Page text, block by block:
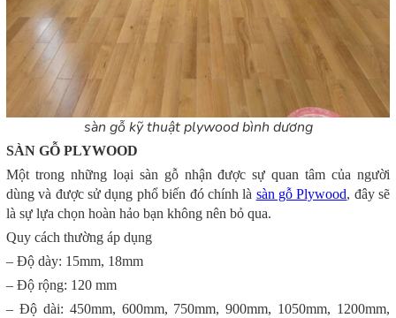
sàn gỗ kỹ thuật plywood bình dương
SÀN GỖ PLYWOOD
Một trong những loại sàn gỗ nhận được sự quan tâm của người
dùng và được sử dụng phổ biến đó chính là sàn gỗ Plywood, đây sẽ
là sự lựa chọn hoàn hảo bạn không nên bỏ qua.
Quy cách thường áp dụng
– Độ dày: 15mm, 18mm
– Độ rộng: 120 mm
– Độ dài: 450mm, 600mm, 750mm, 900mm, 1050mm, 1200mm,